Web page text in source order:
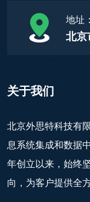
地址：
北京
关于我们
北京外思特科技有
息系统集成和数据
年创立以来，始终
向，为客户提供全